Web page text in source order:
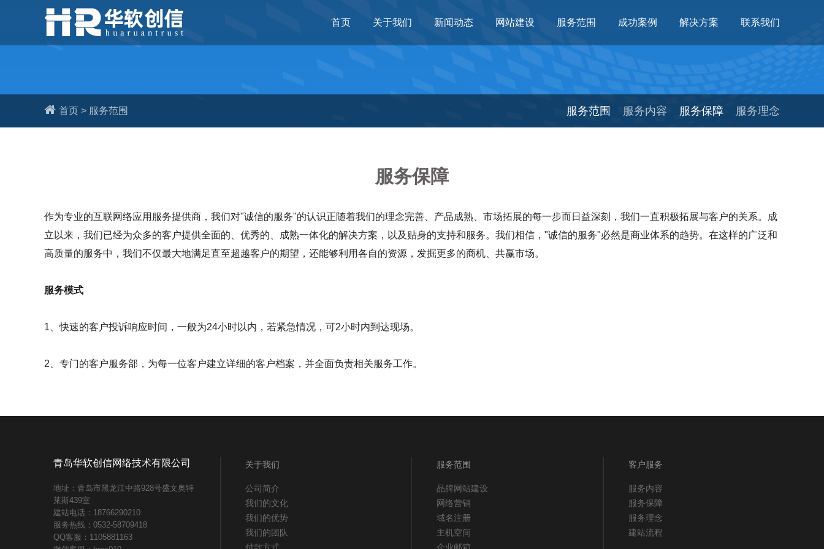
首页 关于我们 新闻动态 网站建设 服务范围 成功案例 解决方案 联系我们
首页 > 服务范围 服务范围 服务内容 服务保障 服务理念
服务保障
作为专业的互联网络应用服务提供商，我们对"诚信的服务"的认识正随着我们的理念完善、产品成熟、市场拓展的每一步而日益深刻，我们一直积极拓展与客户的关系。成
立以来，我们已经为众多的客户提供全面的、优秀的、成熟一体化的解决方案，以及贴身的支持和服务。我们相信，"诚信的服务"必然是商业体系的趋势。在这样的广泛和
高质量的服务中，我们不仅最大地满足直至超越客户的期望，还能够利用各自的资源，发掘更多的商机、共赢市场。
服务模式
1、快速的客户投诉响应时间，一般为24小时以内，若紧急情况，可2小时内到达现场。
2、专门的客户服务部，为每一位客户建立详细的客户档案，并全面负责相关服务工作。
青岛华软创信网络技术有限公司
地址：青岛市黑龙江中路928号盛文奥特
莱斯439室
建站电话：18766290210
服务热线：0532-58709418
QQ客服：1105881163
关于我们
公司简介
我们的文化
我们的优势
我们的团队
服务范围
品牌网站建设
网络营销
域名注册
主机空间
客户服务
服务内容
服务保障
服务理念
建站流程